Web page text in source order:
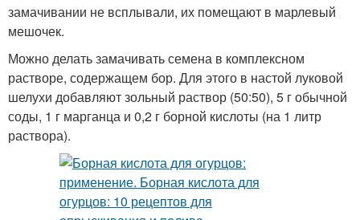
замачивании не всплывали, их помещают в марлевый
мешочек.
Можно делать замачивать семена в комплексном
растворе, содержащем бор. Для этого в настой луковой
шелухи добавляют зольный раствор (50:50), 5 г обычной
соды, 1 г марганца и 0,2 г борной кислоты (на 1 литр
раствора).